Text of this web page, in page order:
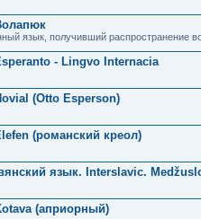
язык, получивший распространение
- Lingvo Internacia
(Otto Esperson)
(романский креол)
язык. Interslavic.
(априорный)